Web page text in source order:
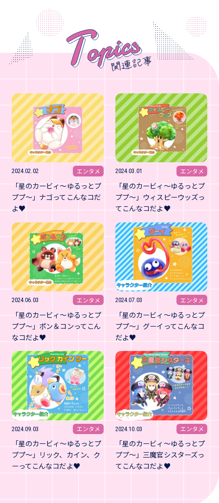
2024.02.02 エンタメ
「星のカービィ～ゆるっとプ
ププ～」ナゴってこんなコだ
よ♥
2024.03.01 エンタメ
「星のカービィ～ゆるっとプ
ププ～」ウィスピーウッズっ
てこんなコだよ♥
2024.06.03 エンタメ
「星のカービィ～ゆるっとプ
ププ～」ポン＆コンってこん
なコだよ♥
2024.07.03 エンタメ
「星のカービィ～ゆるっとプ
ププ～」グーイってこんなコ
だよ♥
2024.09.03 エンタメ
「星のカービィ～ゆるっとプ
ププ～」リック、カイン、ク
ーってこんなコだよ♥
2024.10.03 エンタメ
「星のカービィ～ゆるっとプ
ププ～」三魔官シスターズっ
てこんなコだよ♥